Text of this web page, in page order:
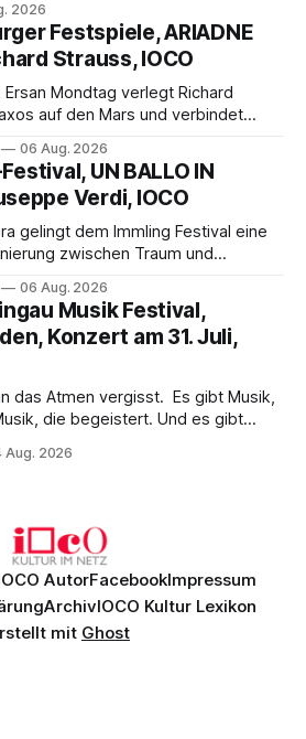
Maxime Pascal entfaltet
Philippe Sly berührt als
2026
Festspiele, ARIADNE
Strauss, IOCO
Mondtag verlegt Richard
auf den Mars und verbindet
und den Wiener
bleibt der zweite Akt jedoch
zurück.
06 Aug. 2026
UN BALLO IN
Verdi, IOCO
gelingt dem Immling Festival eine
zwischen Traum und
starken Bildern, getragen von
und einer musikalisch
06 Aug. 2026
Musik Festival,
Konzert am 31. Juli,
vergisst. Es gibt Musik,
die begeistert. Und es gibt
im Kurhaus Wiesbaden, an dem
Aug. 2026
AutorFacebookImpressum
ArchivIOCO Kultur Lexikon
mit Ghost